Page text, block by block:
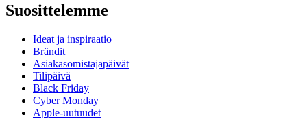
Suosittelemme
Ideat ja inspiraatio
Brändit
Asiakasomistajapäivät
Tilipäivä
Black Friday
Cyber Monday
Apple-uutuudet